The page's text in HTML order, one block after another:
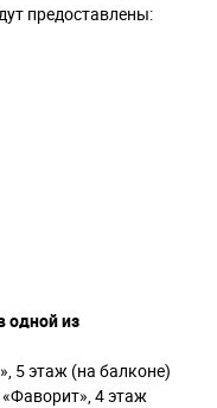
предоставлены:
одной из
5 этаж (на балконе)
4 этаж